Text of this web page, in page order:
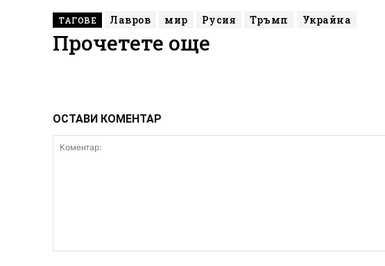
ТАГОВЕ Лавров мир Русия Тръмп Украйна
Прочетете още
ОСТАВИ КОМЕНТАР